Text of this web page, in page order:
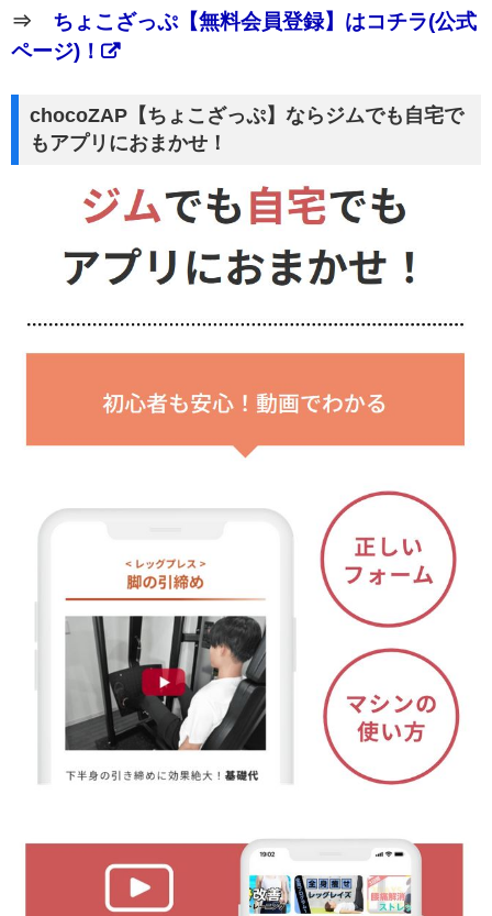
⇒ ちょこざっぷ【無料会員登録】はコチラ(公式
ページ)！
chocoZAP【ちょこざっぷ】ならジムでも自宅で
もアプリにおまかせ！